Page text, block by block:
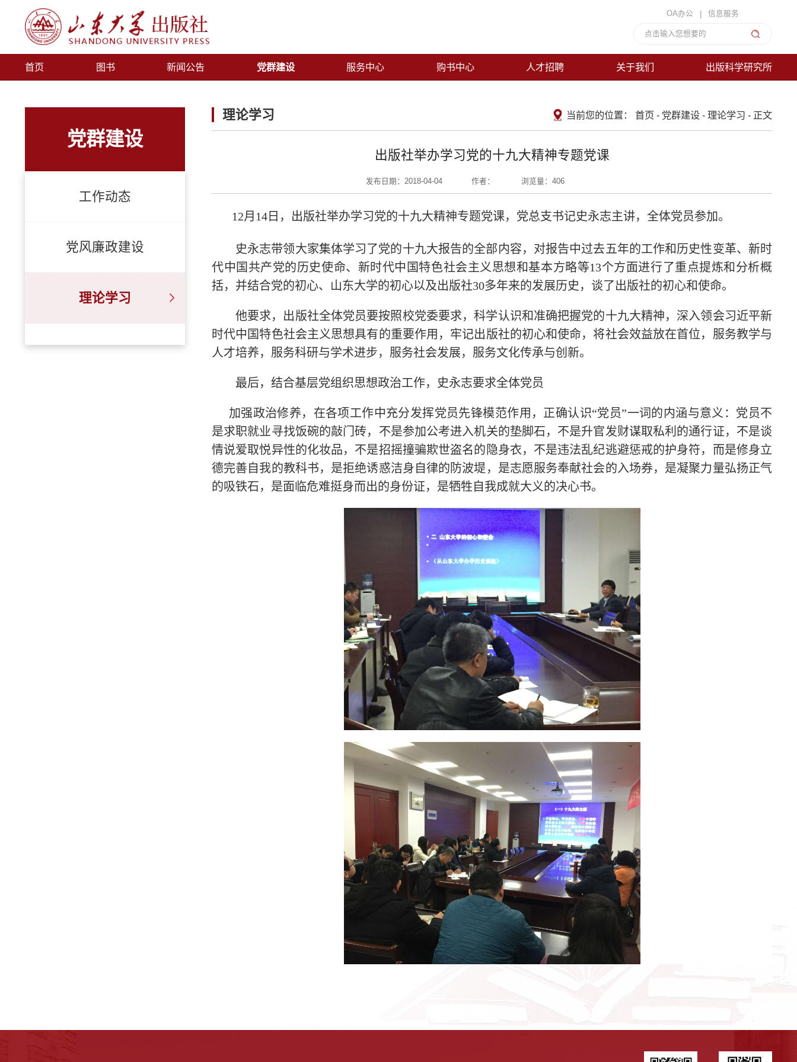
OA办公 | 信息服务
首页 图书 新闻公告 党群建设 服务中心 购书中心 人才招聘 关于我们 出版科学研究所
党群建设
工作动态
党风廉政建设
理论学习
理论学习 当前您的位置： 首页 - 党群建设 - 理论学习 - 正文
出版社举办学习党的十九大精神专题党课
发布日期：2018-04-04 作者： 浏览量： 406
12月14日，出版社举办学习党的十九大精神专题党课，党总支书记史永志主讲，全体党员参加。
史永志带领大家集体学习了党的十九大报告的全部内容，对报告中过去五年的工作和历史性变革、新时
代中国共产党的历史使命、新时代中国特色社会主义思想和基本方略等13个方面进行了重点提炼和分析概
括，并结合党的初心、山东大学的初心以及出版社30多年来的发展历史，谈了出版社的初心和使命。
他要求，出版社全体党员要按照校党委要求，科学认识和准确把握党的十九大精神，深入领会习近平新
时代中国特色社会主义思想具有的重要作用，牢记出版社的初心和使命，将社会效益放在首位，服务教学与
人才培养，服务科研与学术进步，服务社会发展，服务文化传承与创新。
最后，结合基层党组织思想政治工作，史永志要求全体党员
加强政治修养，在各项工作中充分发挥党员先锋模范作用，正确认识“党员”一词的内涵与意义：党员不
是求职就业寻找饭碗的敲门砖，不是参加公考进入机关的垫脚石，不是升官发财谋取私利的通行证，不是谈
情说爱取悦异性的化妆品，不是招摇撞骗欺世盗名的隐身衣，不是违法乱纪逃避惩戒的护身符，而是修身立
德完善自我的教科书，是拒绝诱惑洁身自律的防波堤，是志愿服务奉献社会的入场券，是凝聚力量弘扬正气
的吸铁石，是面临危难挺身而出的身份证，是牺牲自我成就大义的决心书。